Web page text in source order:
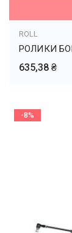
ROLL
РОЛИКИ
635,38 ₴
-8%